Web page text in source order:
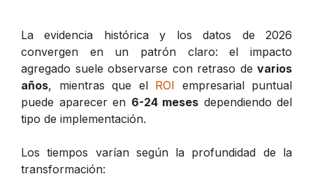
La evidencia histórica y los datos de 2026
convergen en un patrón claro: el impacto
agregado suele observarse con retraso de varios
años, mientras que el ROI empresarial puntual
puede aparecer en 6-24 meses dependiendo del
tipo de implementación.
Los tiempos varían según la profundidad de la
transformación: